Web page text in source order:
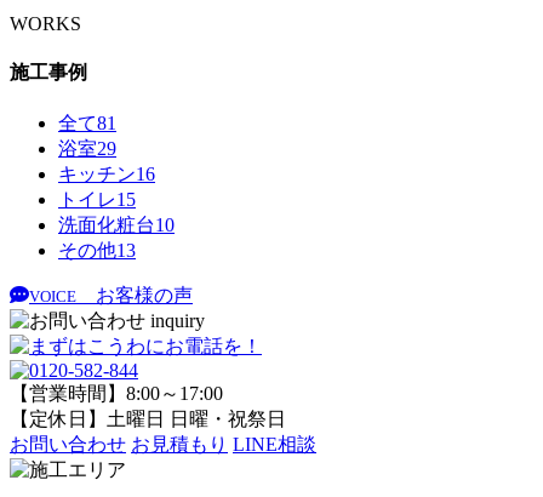
WORKS
施工事例
全て81
浴室29
キッチン16
トイレ15
洗面化粧台10
その他13
VOICE お客様の声
【営業時間】8:00～17:00
【定休日】土曜日 日曜・祝祭日
お問い合わせ お見積もり LINE相談